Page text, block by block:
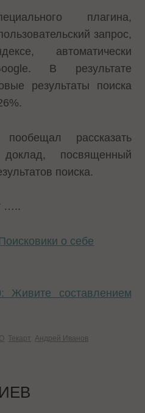
плагина,
запрос,
автоматически
В результате
результаты поиска
рассказать
доклад, посвященный
поиска.
…..
о себе
Живите составлением
Текарт Андрей Иванов